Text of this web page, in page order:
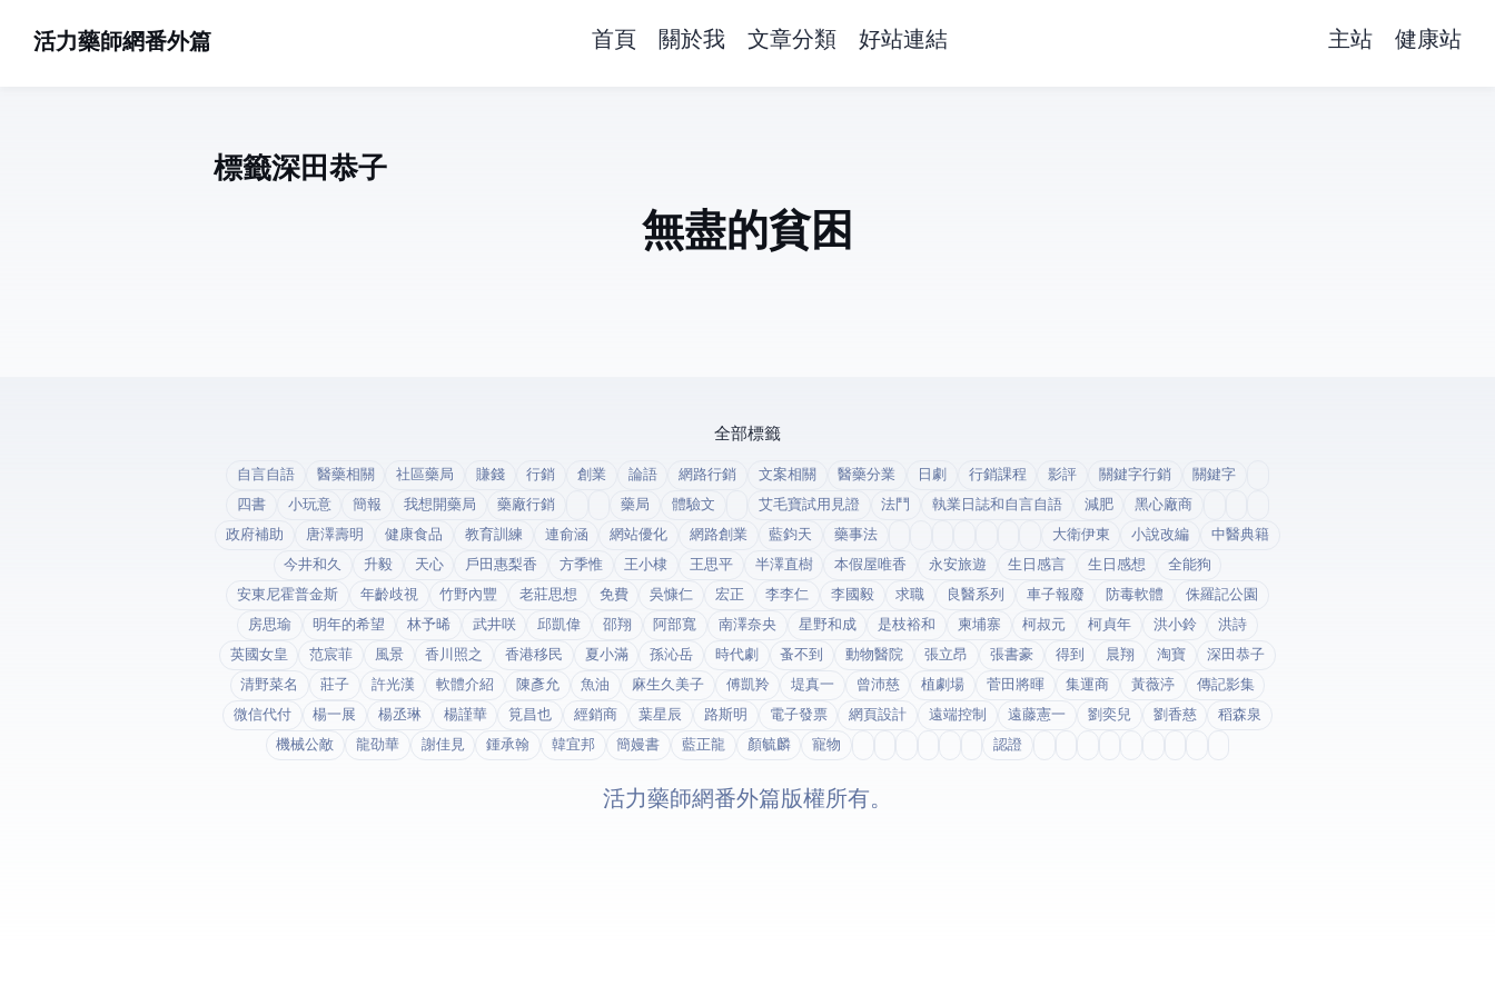
活力藥師網番外篇 首頁 關於我 文章分類 好站連結 主站 健康站
標籤: 深田恭子 (1)
無盡的貧困Silent Poor
全部標籤
自言自語 醫藥相關 社區藥局 賺錢 行銷 創業 論語 網路行銷 文案相關 醫藥分業 日劇 行銷課程 影評 關鍵字行銷
關鍵字
四書
小玩意 簡報 我想開藥局 藥廠行銷 藥局 體驗文 艾毛寶試用見證 法鬥 執業日誌和自言自語 減肥
黑心廠商
政府補助
唐澤壽明 健康食品 教育訓練 連俞涵 網站優化 網路創業 藍鈞天 藥事法 大衛伊東 小說改編
中醫典籍
今井和久
升毅 天心 戶田惠梨香 方季惟 王小棣 王思平 半澤直樹 本假屋唯香 永安旅遊 生日感言 生日感想
全能狗
安東尼霍普金斯
年齡歧視 竹野內豐 老莊思想 免費 吳慷仁 宏正 李李仁 李國毅 求職 良醫系列 車子報廢 防毒軟體
侏羅記公園
房思瑜
明年的希望 林予晞 武井咲 邱凱偉 邵翔 阿部寬 南澤奈央 星野和成 是枝裕和 柬埔寨 柯叔元 柯貞年 洪小鈴
洪詩
英國女皇
范宸菲 風景 香川照之 香港移民 夏小滿 孫沁岳 時代劇 蚤不到 動物醫院 張立昂 張書豪 得到app 晨翔 淘寶
深田恭子
清野菜名
莊子 許光漢 軟體介紹 陳彥允 魚油 麻生久美子 傅凱羚 堤真一 曾沛慈 植劇場 菅田將暉 集運商 黃薇渟
傳記影集
微信代付
楊一展 楊丞琳 楊謹華 筧昌也 經銷商 葉星辰 路斯明 電子發票 網頁設計 遠端控制 遠藤憲一 劉奕兒 劉香慈
稻森泉
機械公敵
龍劭華 謝佳見 鍾承翰 韓宜邦 簡嫚書 藍正龍 顏毓麟 寵物 fda認證
© 2026 活力藥師網番外篇. 版權所有。